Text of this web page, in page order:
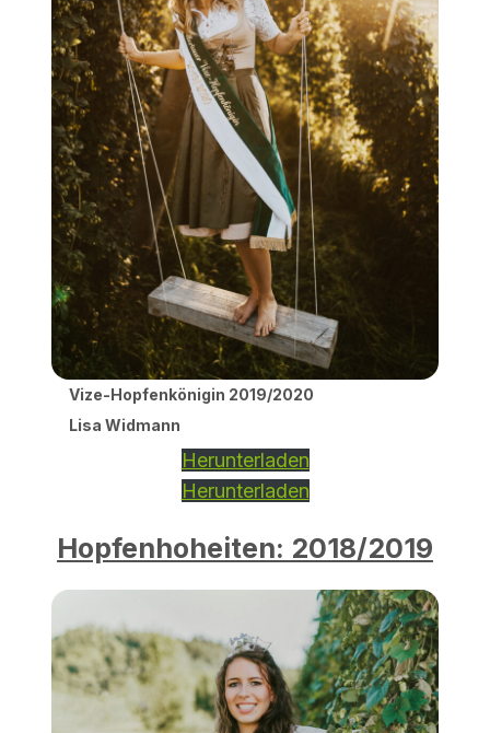
Vize-Hopfenkönigin 2019/2020
Lisa Widmann
Herunterladen
Herunterladen
Hopfenhoheiten: 2018/2019